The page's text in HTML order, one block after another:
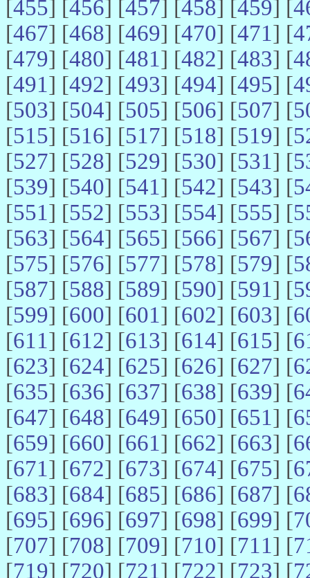
[455] [456] [457] [458] [459] [
[467] [468] [469] [470] [471] [
[479] [480] [481] [482] [483] [
[491] [492] [493] [494] [495] [
[503] [504] [505] [506] [507] [
[515] [516] [517] [518] [519] [
[527] [528] [529] [530] [531] [
[539] [540] [541] [542] [543] [
[551] [552] [553] [554] [555] [
[563] [564] [565] [566] [567] [
[575] [576] [577] [578] [579] [
[587] [588] [589] [590] [591] [
[599] [600] [601] [602] [603] [
[611] [612] [613] [614] [615] [
[623] [624] [625] [626] [627] [
[635] [636] [637] [638] [639] [
[647] [648] [649] [650] [651] [
[659] [660] [661] [662] [663] [
[671] [672] [673] [674] [675] [
[683] [684] [685] [686] [687] [
[695] [696] [697] [698] [699] [
[707] [708] [709] [710] [711] [
[719] [720] [721] [722] [723] [